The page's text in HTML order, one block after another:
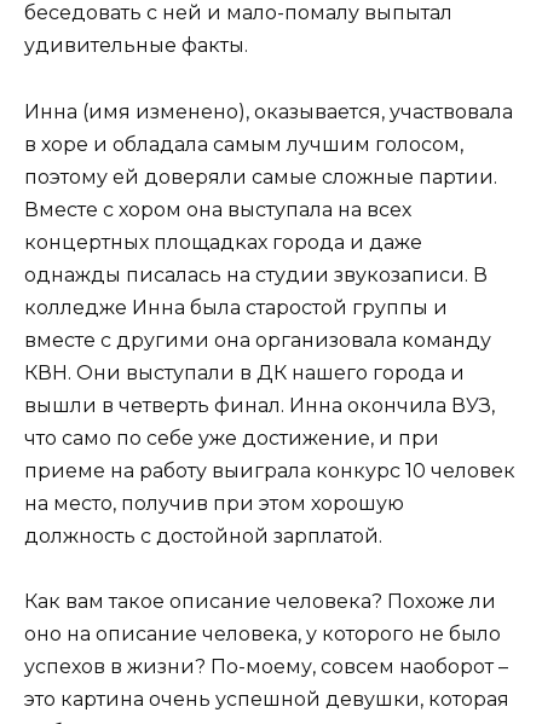
беседовать с ней и мало-помалу выпытал
удивительные факты.
Инна (имя изменено), оказывается, участвовала
в хоре и обладала самым лучшим голосом,
поэтому ей доверяли самые сложные партии.
Вместе с хором она выступала на всех
концертных площадках города и даже
однажды писалась на студии звукозаписи. В
колледже Инна была старостой группы и
вместе с другими она организовала команду
КВН. Они выступали в ДК нашего города и
вышли в четверть финал. Инна окончила ВУЗ,
что само по себе уже достижение, и при
приеме на работу выиграла конкурс 10 человек
на место, получив при этом хорошую
должность с достойной зарплатой.
Как вам такое описание человека? Похоже ли
оно на описание человека, у которого не было
успехов в жизни? По-моему, совсем наоборот –
это картина очень успешной девушки, которая